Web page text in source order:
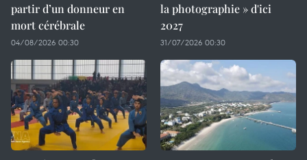
partir d’un donneur en
mort cérébrale
04/08/2026 00:30
la photographie » d'ici
2027
31/07/2026 00:30